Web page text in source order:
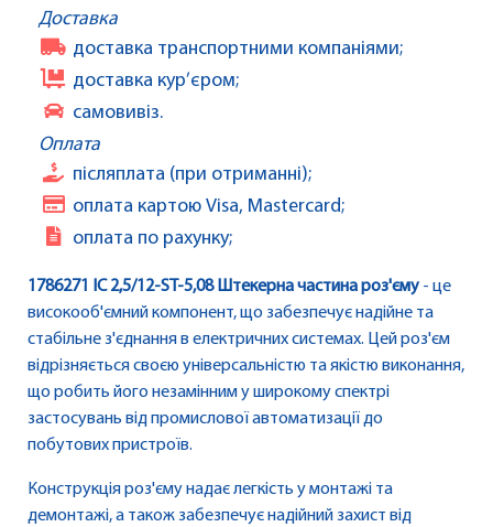
Доставка
доставка транспортними компаніями;
доставка кур’єром;
самовивіз.
Оплата
післяплата (при отриманні);
оплата картою Visa, Mastercard;
оплата по рахунку;
1786271 IC 2,5/12-ST-5,08 Штекерна частина роз'єму - це
високооб'ємний компонент, що забезпечує надійне та
стабільне з'єднання в електричних системах. Цей роз'єм
відрізняється своєю універсальністю та якістю виконання,
що робить його незамінним у широкому спектрі
застосувань від промислової автоматизації до
побутових пристроїв.
Конструкція роз'єму надає легкість у монтажі та
демонтажі, а також забезпечує надійний захист від